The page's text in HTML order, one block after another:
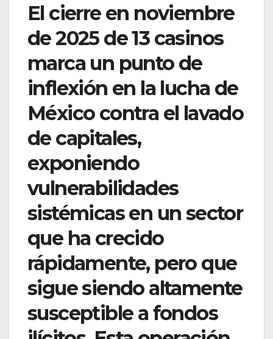
El cierre en noviembre
de 2025 de 13 casinos
marca un punto de
inflexión en la lucha de
México contra el lavado
de capitales,
exponiendo
vulnerabilidades
sistémicas en un sector
que ha crecido
rápidamente, pero que
sigue siendo altamente
susceptible a fondos